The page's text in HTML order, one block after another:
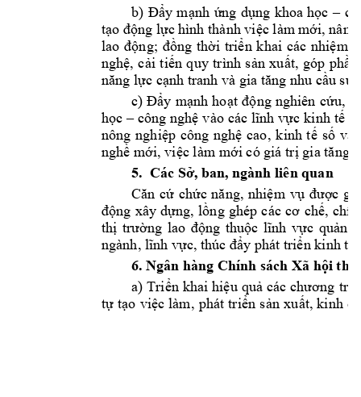
b) Đẩy mạnh ứng dụng khoa học –
tạo động lực hình thành việc làm mới,
lao động; đồng thời triển khai các nhiệm
nghệ, cải tiến quy trình sản xuất, góp phần
năng lực cạnh tranh và gia tăng nhu cầu sử
c) Đẩy mạnh hoạt động nghiên cứu,
học – công nghệ vào các lĩnh vực kinh tế
nông nghiệp công nghệ cao, kinh tế số và
nghề mới, việc làm mới có giá trị gia tăng
5.  Các Sở, ban, ngành liên quan
Căn cứ chức năng, nhiệm vụ được
động xây dựng, lồng ghép các cơ chế,
thị trường lao động thuộc lĩnh vực quản
ngành, lĩnh vực, thúc đẩy phát triển kinh tế
6. Ngân hàng Chính sách Xã hội
a) Triển khai hiệu quả các chương
tự tạo việc làm, phát triển sản xuất, kinh